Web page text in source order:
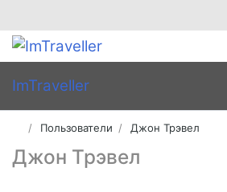
ImTraveller
Пользователи Джон Трэвел
Джон Трэвел